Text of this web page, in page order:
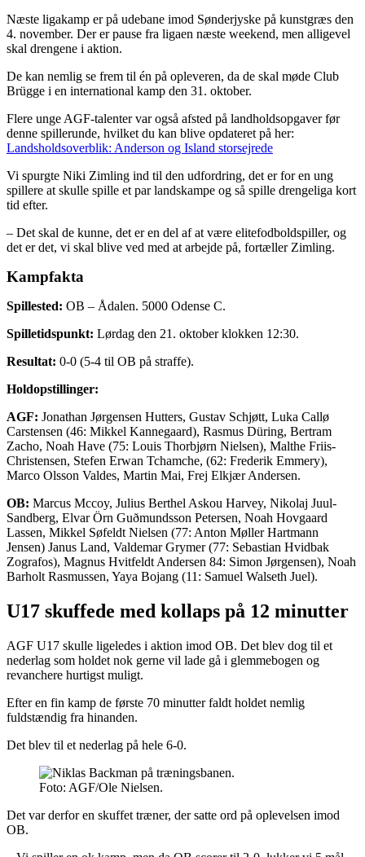
Næste ligakamp er på udebane imod Sønderjyske på kunstgræs den
4. november. Der er pause fra ligaen næste weekend, men alligevel
skal drengene i aktion.
De kan nemlig se frem til én på opleveren, da de skal møde Club
Brügge i en international kamp den 31. oktober.
Flere unge AGF-talenter var også afsted på landholdsopgaver før
denne spillerunde, hvilket du kan blive opdateret på her:
Landsholdsoverblik: Anderson og Island storsejrede
Vi spurgte Niki Zimling ind til den udfordring, det er for en ung
spillere at skulle spille et par landskampe og så spille drengeliga kort
tid efter.
– Det skal de kunne, det er en del af at være elitefodboldspiller, og
det er det, vi skal blive ved med at arbejde på, fortæller Zimling.
Kampfakta
Spillested: OB – Ådalen. 5000 Odense C.
Spilletidspunkt: Lørdag den 21. oktober klokken 12:30.
Resultat: 0-0 (5-4 til OB på straffe).
Holdopstillinger:
AGF: Jonathan Jørgensen Hutters, Gustav Schjøtt, Luka Callø
Carstensen (46: Mikkel Kannegaard), Rasmus Düring, Bertram
Zacho, Noah Have (75: Louis Thorbjørn Nielsen), Malthe Friis-
Christensen, Stefen Erwan Tchamche, (62: Frederik Emmery),
Marco Olsson Valdes, Martin Mai, Frej Elkjær Andersen.
OB: Marcus Mccoy, Julius Berthel Askou Harvey, Nikolaj Juul-
Sandberg, Elvar Örn Guðmundsson Petersen, Noah Hovgaard
Lassen, Mikkel Søfeldt Nielsen (77: Anton Møller Hartmann
Jensen) Janus Land, Valdemar Grymer (77: Sebastian Hvidbak
Zografos), Magnus Hvitfeldt Andersen 84: Simon Jørgensen), Noah
Barholt Rasmussen, Yaya Bojang (11: Samuel Walseth Juel).
U17 skuffede med kollaps på 12 minutter
AGF U17 skulle ligeledes i aktion imod OB. Det blev dog til et
nederlag som holdet nok gerne vil lade gå i glemmebogen og
revanchere hurtigst muligt.
Efter en fin kamp de første 70 minutter faldt holdet nemlig
fuldstændig fra hinanden.
Det blev til et nederlag på hele 6-0.
Foto: AGF/Ole Nielsen.
Det var derfor en skuffet træner, der satte ord på oplevelsen imod
OB.